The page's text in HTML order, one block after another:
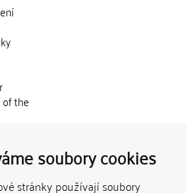
soubory cookies
stránky používají soubory
the
k